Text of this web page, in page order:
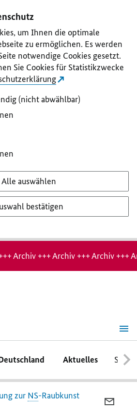
um Ihnen die optimale
zu ermöglichen. Es werden
notwendige Cookies gesetzt.
Sie Cookies für Statistikzwecke
(nicht abwählbar)
Alle auswählen
bestätigen
Archiv +++ Archiv +++ Archiv +++
Aktuelles
zur NS-Raubkunst